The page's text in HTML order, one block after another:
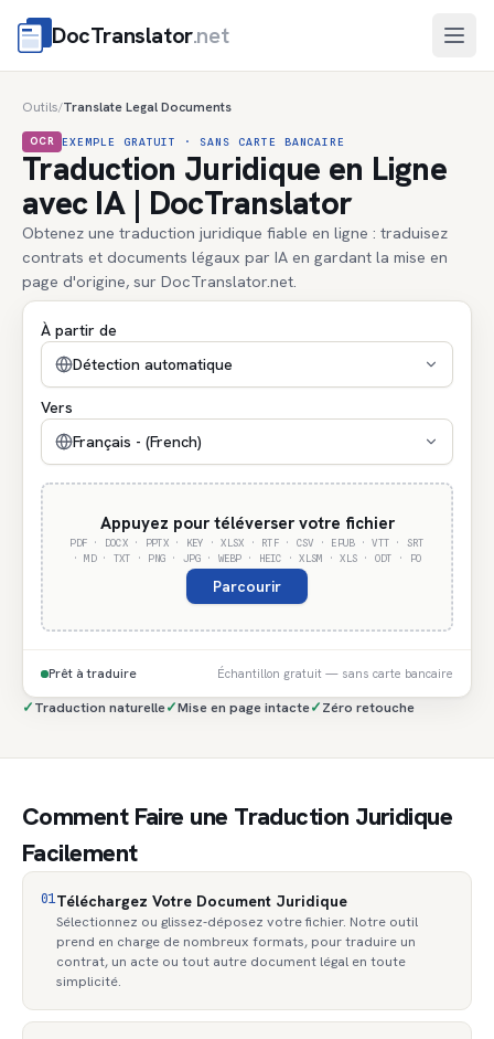
DocTranslator.net
Outils/Translate Legal Documents
OCR EXEMPLE GRATUIT · SANS CARTE BANCAIRE
Traduction Juridique en Ligne
avec IA | DocTranslator
Obtenez une traduction juridique fiable en ligne : traduisez
contrats et documents légaux par IA en gardant la mise en
page d'origine, sur DocTranslator.net.
À partir de
Détection automatique
Vers
Français - (French)
Appuyez pour téléverser votre fichier
PDF · DOCX · PPTX · KEY · XLSX · RTF · CSV · EPUB · VTT · SRT
· MD · TXT · PNG · JPG · WEBP · HEIC · XLSM · XLS · ODT · PO
Parcourir
Prêt à traduire Échantillon gratuit — sans carte bancaire
✓Traduction naturelle✓Mise en page intacte✓Zéro retouche
Comment Faire une Traduction Juridique
Facilement
01Téléchargez Votre Document Juridique
Sélectionnez ou glissez-déposez votre fichier. Notre outil
prend en charge de nombreux formats, pour traduire un
contrat, un acte ou tout autre document légal en toute
simplicité.